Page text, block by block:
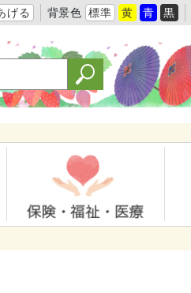
げる 背景色 標準 黄 青 黒